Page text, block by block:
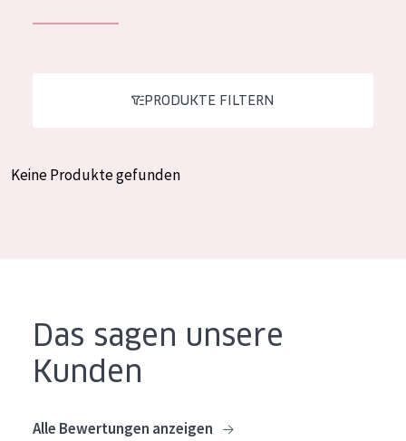
Nachtcreme
Augencreme
ALLE PRODUKTE
Spanish
PRODUKTE FILTERN
Keine Produkte gefunden
Das sagen unsere
Kunden
Alle Bewertungen anzeigen